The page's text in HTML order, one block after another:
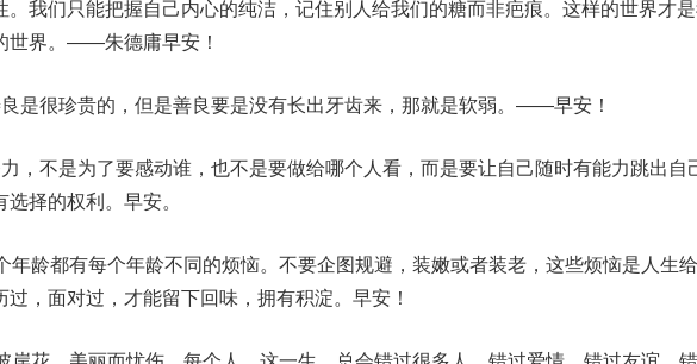
。我们只能把握自己内心的纯洁，记住别人给我们的糖而非疤痕。这样的世界才
世界。――朱德庸早安！
是很珍贵的，但是善良要是没有长出牙齿来，那就是软弱。――早安！
，不是为了要感动谁，也不是要做给哪个人看，而是要让自己随时有能力跳出自
选择的权利。早安。
年龄都有每个年龄不同的烦恼。不要企图规避，装嫩或者装老，这些烦恼是人生
过，面对过，才能留下回味，拥有积淀。早安！